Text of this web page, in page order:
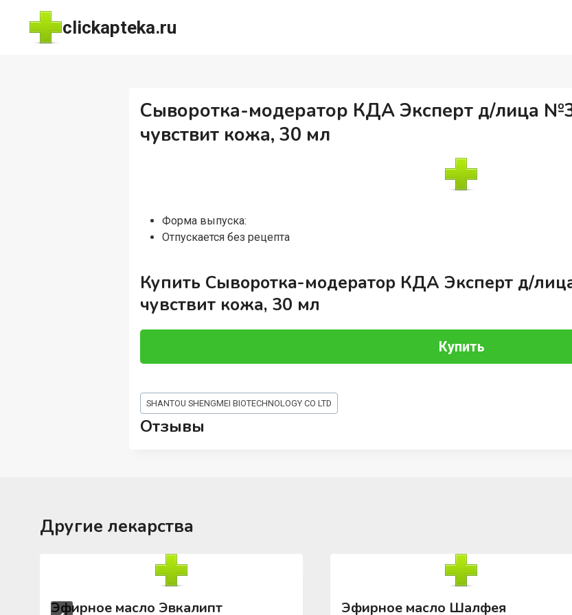
Перейти
содержимому
clickapteka.ru
Сыворотка-модератор КДА Эксперт д/лица
чувствит кожа, 30 мл
Форма выпуска:
Отпускается без рецепта
Купить Сыворотка-модератор КДА Эксперт д/
чувствит кожа, 30 мл
Купить
Метки
записи:
SHANTOU SHENGMEI BIOTECHNOLOGY CO LTD
Отзывы
Другие лекарства
Эфирное масло Эвкалипт Эфирное масло Шалфея